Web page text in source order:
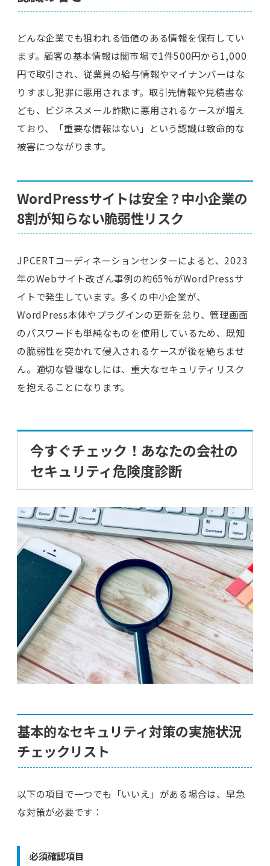
どんな企業でも狙われる価値のある情報を保有してい
ます。顧客の基本情報は闇市場で1件500円から1,000
円で取引され、従業員の給与情報やマイナンバーはな
りすまし犯罪に悪用されます。取引先情報や見積書な
ども、ビジネスメール詐欺に悪用されるケースが増え
ており、「重要な情報はない」という認識は致命的な
被害につながります。
WordPressサイトは安全？中小企業の
8割が知らない脆弱性リスク
JPCERTコーディネーションセンターによると、2023
年のWebサイト改ざん事例の約65%がWordPressサ
イトで発生しています。多くの中小企業が、
WordPress本体やプラグインの更新を怠り、管理画面
のパスワードも単純なものを使用しているため、既知
の脆弱性を突かれて侵入されるケースが後を絶ちませ
ん。適切な管理なしには、重大なセキュリティリスク
を抱えることになります。
今すぐチェック！あなたの会社の
セキュリティ危険度診断
基本的なセキュリティ対策の実施状況
チェックリスト
以下の項目で一つでも「いいえ」がある場合は、早急
な対策が必要です：
必須確認項目